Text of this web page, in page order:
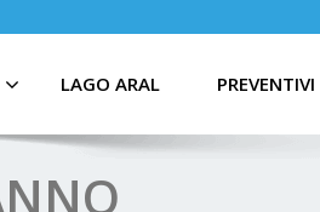
LAGO ARAL PREVENTIVI